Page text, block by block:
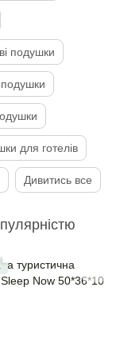
подушки
для готелів
Дивитись все